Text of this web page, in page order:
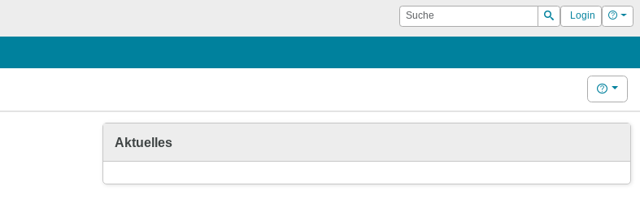
Suche
Suchen
Login Hilfe
Hilfe
Aktuelles